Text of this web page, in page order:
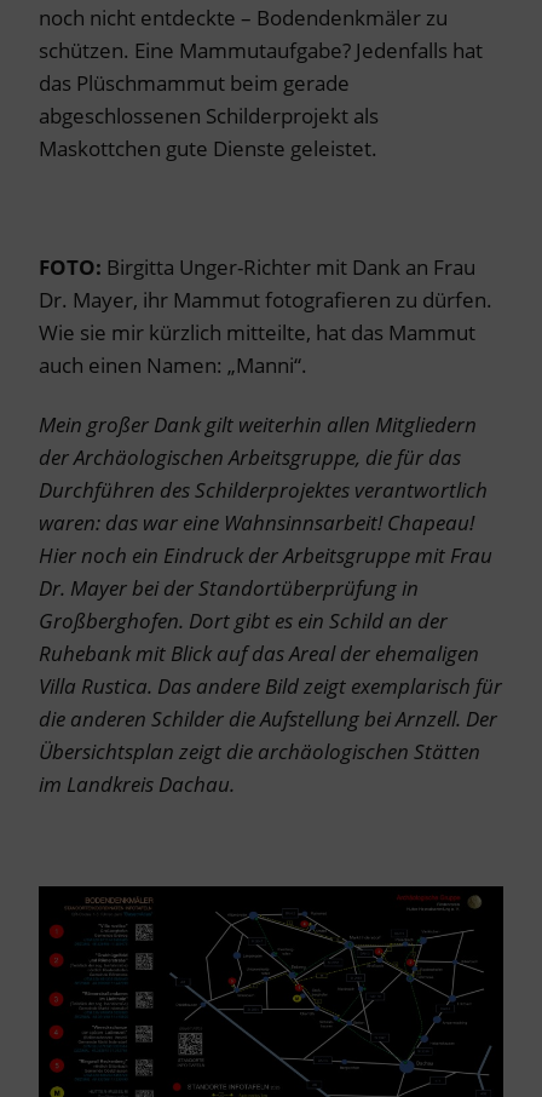
noch nicht entdeckte – Bodendenkmäler zu
schützen. Eine Mammutaufgabe? Jedenfalls hat
das Plüschmammut beim gerade
abgeschlossenen Schilderprojekt als
Maskottchen gute Dienste geleistet.
FOTO: Birgitta Unger-Richter mit Dank an Frau
Dr. Mayer, ihr Mammut fotografieren zu dürfen.
Wie sie mir kürzlich mitteilte, hat das Mammut
auch einen Namen: „Manni“.
Mein großer Dank gilt weiterhin allen Mitgliedern
der Archäologischen Arbeitsgruppe, die für das
Durchführen des Schilderprojektes verantwortlich
waren: das war eine Wahnsinnsarbeit! Chapeau!
Hier noch ein Eindruck der Arbeitsgruppe mit Frau
Dr. Mayer bei der Standortüberprüfung in
Großberghofen. Dort gibt es ein Schild an der
Ruhebank mit Blick auf das Areal der ehemaligen
Villa Rustica. Das andere Bild zeigt exemplarisch für
die anderen Schilder die Aufstellung bei Arnzell. Der
Übersichtsplan zeigt die archäologischen Stätten
im Landkreis Dachau.